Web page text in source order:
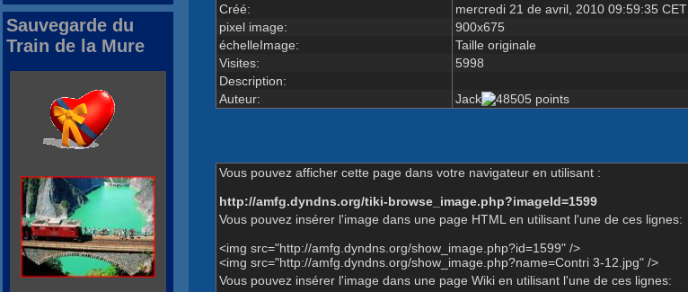
Créé:
mercredi 21 de avril, 2010 09:59:35 CET
pixel image:
900x675
échelleImage:
Taille originale
Visites:
5998
Description:
Auteur:
Jack
Vous pouvez afficher cette page dans votre navigateur en utilisant :
http://amfg.dyndns.org/tiki-browse_image.php?imageId=1599
Vous pouvez insérer l'image dans une page HTML en utilisant l'une de ces lignes:
<img src="http://amfg.dyndns.org/show_image.php?id=1599" />
<img src="http://amfg.dyndns.org/show_image.php?name=Contri 3-12.jpg" />
Vous pouvez insérer l'image dans une page Wiki en utilisant l'une de ces lignes:
Sauvegarde du
Train de la Mure